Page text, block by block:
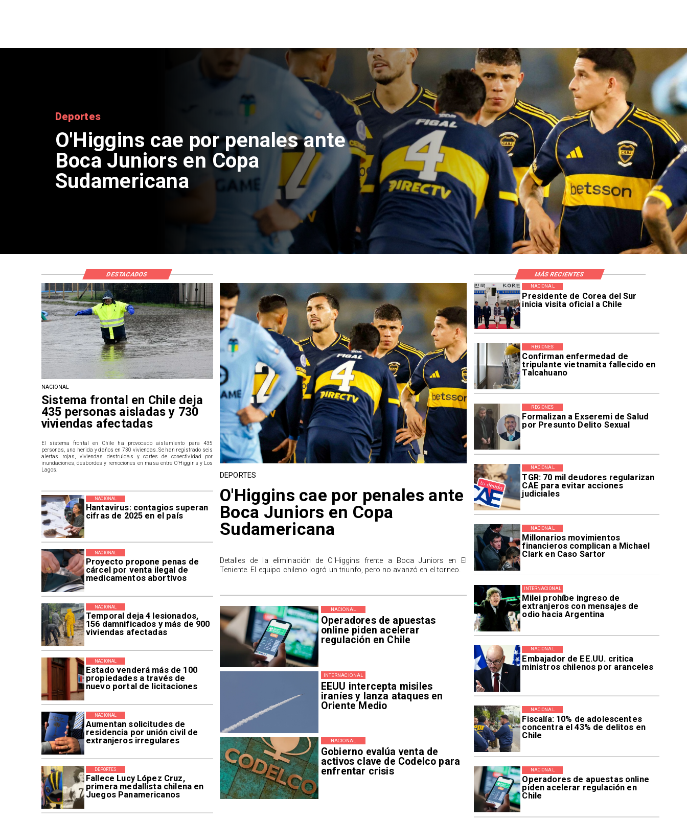
Nacional
Sistema frontal en Chile deja
435 personas aisladas y 730
viviendas afectadas
Presidente de Corea del Sur
inicia visita oficial a Chile
NACIONAL
Confirman enfermedad de
tripulante vietnamita fallecido en
Talcahuano
REGIONES
Formalizan a Exseremi de Salud
por Presunto Delito Sexual
REGIONES
TGR: 70 mil deudores regularizan
CAE para evitar acciones
judiciales
NACIONAL
Millonarios movimientos
financieros complican a Michael
Clark en Caso Sartor
NACIONAL
Milei prohíbe ingreso de
extranjeros con mensajes de
odio hacia Argentina
INTERNACIONAL
Embajador de EE.UU. critica
ministros chilenos por aranceles
NACIONAL
Fiscalía: 10% de adolescentes
concentra el 43% de delitos en
Chile
NACIONAL
Operadores de apuestas online
piden acelerar regulación en
Chile
NACIONAL
Hantavirus: contagios superan
cifras de 2025 en el país
NACIONAL
Proyecto propone penas de
cárcel por venta ilegal de
medicamentos abortivos
NACIONAL
Temporal deja 4 lesionados,
156 damnificados y más de 900
viviendas afectadas
NACIONAL
Estado venderá más de 100
propiedades a través de
nuevo portal de licitaciones
NACIONAL
Aumentan solicitudes de
residencia por unión civil de
extranjeros irregulares
NACIONAL
Fallece Lucy López Cruz,
primera medallista chilena en
Juegos Panamericanos
DEPORTES
Operadores de apuestas
online piden acelerar
regulación en Chile
NACIONAL
EEUU intercepta misiles
iraníes y lanza ataques en
Oriente Medio
INTERNACIONAL
Gobierno evalúa venta de
activos clave de Codelco para
enfrentar crisis
NACIONAL
NACIONAL
Sistema frontal en Chile deja
435 personas aisladas y 730
viviendas afectadas
El sistema frontal en Chile ha provocado aislamiento para 435
personas, una herida y daños en 730 viviendas. Se han registrado seis
alertas rojas, viviendas destruidas y cortes de conectividad por
inundaciones, desbordes y remociones en masa entre O’Higgins y Los
Lagos.
DEPORTES
O'Higgins cae por penales ante
Boca Juniors en Copa
Sudamericana
Detalles de la eliminación de O'Higgins frente a Boca Juniors en El
Teniente. El equipo chileno logró un triunfo, pero no avanzó en el torneo.
DESTACADOS MÁS RECIENTES